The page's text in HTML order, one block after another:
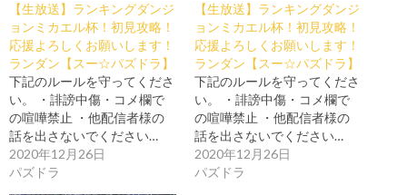
【生放送】ランキングダンジ
ョンミカエル杯！初見攻略！
応援よろしくお願いします！
ランダン【スー☆パズドラ】
下記のルールを守ってくださ
い。 ・誹謗中傷・コメ欄で
の喧嘩禁止 ・他配信者様の
話を出さないでください…
2020年12月26日
パズドラ
【生放送】ランキングダンジ
ョンミカエル杯！初見攻略！
応援よろしくお願いします！
ランダン【スー☆パズドラ】
下記のルールを守ってくださ
い。 ・誹謗中傷・コメ欄で
の喧嘩禁止 ・他配信者様の
話を出さないでください…
2020年12月26日
パズドラ